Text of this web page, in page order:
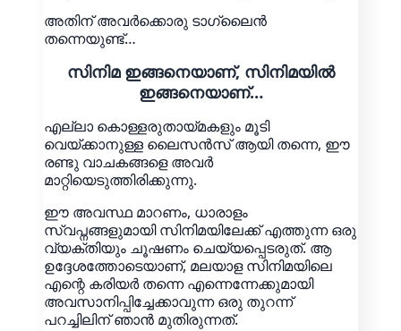
അതിന് അവർക്കൊരു ടാഗ്‌ലൈൻ
തന്നെയുണ്ട്…
സിനിമ ഇങ്ങനെയാണ്, സിനിമയിൽ
ഇങ്ങനെയാണ്…
എല്ലാ കൊള്ളരുതായ്മകളും മൂടി
വെയ്ക്കാനുള്ള ലൈസൻസ് ആയി തന്നെ, ഈ
രണ്ടു വാചകങ്ങളെ അവർ
മാറ്റിയെടുത്തിരിക്കുന്നു.
ഈ അവസ്ഥ മാറണം, ധാരാളം
സ്വപ്നങ്ങളുമായി സിനിമയിലേക്ക് എത്തുന്ന ഒരു
വ്യക്തിയും ചൂഷണം ചെയ്യപ്പെടരുത്. ആ
ഉദ്ദേശത്തോടെയാണ്, മലയാള സിനിമയിലെ
എന്റെ കരിയർ തന്നെ എന്നെന്നേക്കുമായി
അവസാനിപ്പിച്ചേക്കാവുന്ന ഒരു തുറന്ന്
പറച്ചിലിന് ഞാൻ മുതിരുന്നത്.